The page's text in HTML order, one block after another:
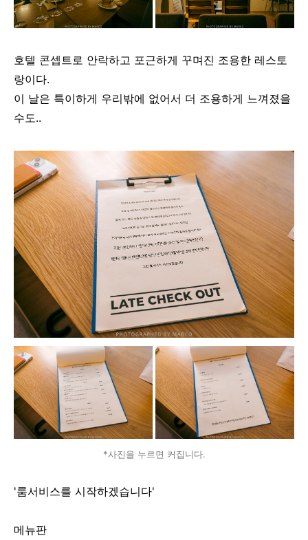
호텔 콘셉트로 안락하고 포근하게 꾸며진 조용한 레스토
랑이다.
이 날은 특이하게 우리밖에 없어서 더 조용하게 느껴졌을
수도..
*사진을 누르면 커집니다.
'룸서비스를 시작하겠습니다'
메뉴판